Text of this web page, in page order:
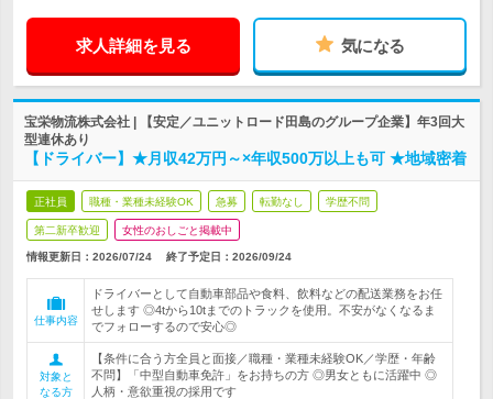
求人詳細を見る 気になる
宝栄物流株式会社 | 【安定／ユニットロード田島のグループ企業】年3回大
型連休あり
【ドライバー】★月収42万円～×年収500万以上も可 ★地域密着
正社員 職種・業種未経験OK 急募 転勤なし 学歴不問
第二新卒歓迎 女性のおしごと掲載中
情報更新日：2026/07/24 終了予定日： 2026/09/24
仕事内容
ドライバーとして自動車部品や食料、飲料などの配送業務をお任
せします ◎4tから10tまでのトラックを使用。不安がなくなるま
でフォローするので安心◎
対象と
なる方
【条件に合う方全員と面接／職種・業種未経験OK／学歴・年齢
不問】「中型自動車免許」をお持ちの方 ◎男女ともに活躍中 ◎
人柄・意欲重視の採用です